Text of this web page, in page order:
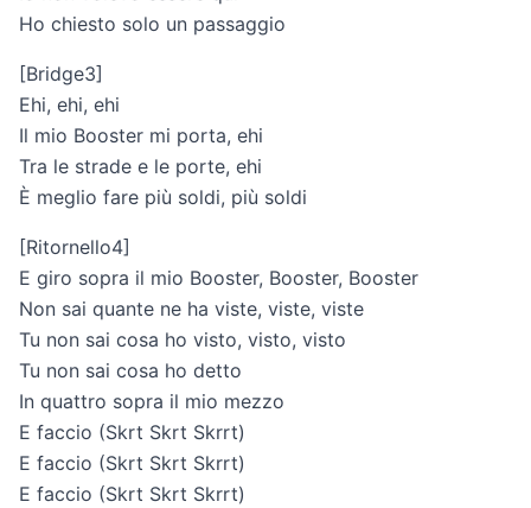
Ho chiesto solo un passaggio
[Bridge3]
Ehi, ehi, ehi
Il mio Booster mi porta, ehi
Tra le strade e le porte, ehi
È meglio fare più soldi, più soldi
[Ritornello4]
E giro sopra il mio Booster, Booster, Booster
Non sai quante ne ha viste, viste, viste
Tu non sai cosa ho visto, visto, visto
Tu non sai cosa ho detto
In quattro sopra il mio mezzo
E faccio (Skrt Skrt Skrrt)
E faccio (Skrt Skrt Skrrt)
E faccio (Skrt Skrt Skrrt)